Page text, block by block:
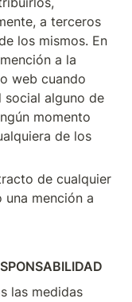
a terceros
los mismos. En
a la
web cuando
alguno de
momento
de los
de cualquier
mención a
las medidas